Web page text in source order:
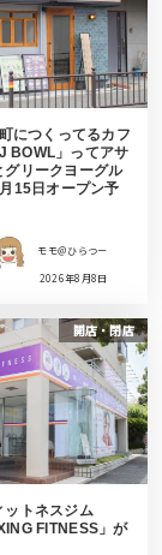
につくってるカフ
BOWL」ってアサ
グリークヨーグル
15日オープン予
モモ＠ひらつー
2026年8月8日
開店・閉店
ットネスジム
FITNESS」が